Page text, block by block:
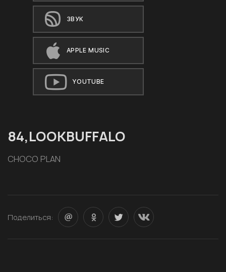
ЗВУК
APPLE MUSIC
YOUTUBE
84,LOOKBUFFALO
CHOCO PLAN
Поделиться: